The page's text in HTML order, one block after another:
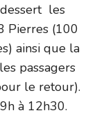
les
Pierres (100
ainsi que la
passagers
le retour).
à 12h30.